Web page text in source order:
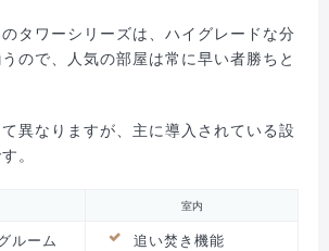
タワーシリーズは、ハイグレードな分
ので、人気の部屋は常に早い者勝ちと
異なりますが、主に導入されている設
。
室内
ルーム
追い焚き機能